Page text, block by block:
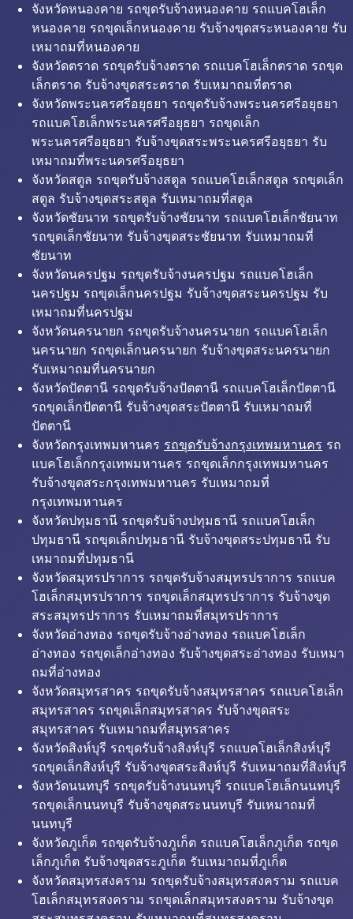
จังหวัดหนองคาย รถขุดรับจ้างหนองคาย รถแบคโฮเล็ก
หนองคาย รถขุดเล็กหนองคาย รับจ้างขุดสระหนองคาย รับ
เหมาถมที่หนองคาย
จังหวัดตราด รถขุดรับจ้างตราด รถแบคโฮเล็กตราด รถขุด
เล็กตราด รับจ้างขุดสระตราด รับเหมาถมที่ตราด
จังหวัดพระนครศรีอยุธยา รถขุดรับจ้างพระนครศรีอยุธยา
รถแบคโฮเล็กพระนครศรีอยุธยา รถขุดเล็ก
พระนครศรีอยุธยา รับจ้างขุดสระพระนครศรีอยุธยา รับ
เหมาถมที่พระนครศรีอยุธยา
จังหวัดสตูล รถขุดรับจ้างสตูล รถแบคโฮเล็กสตูล รถขุดเล็ก
สตูล รับจ้างขุดสระสตูล รับเหมาถมที่สตูล
จังหวัดชัยนาท รถขุดรับจ้างชัยนาท รถแบคโฮเล็กชัยนาท
รถขุดเล็กชัยนาท รับจ้างขุดสระชัยนาท รับเหมาถมที่
ชัยนาท
จังหวัดนครปฐม รถขุดรับจ้างนครปฐม รถแบคโฮเล็ก
นครปฐม รถขุดเล็กนครปฐม รับจ้างขุดสระนครปฐม รับ
เหมาถมที่นครปฐม
จังหวัดนครนายก รถขุดรับจ้างนครนายก รถแบคโฮเล็ก
นครนายก รถขุดเล็กนครนายก รับจ้างขุดสระนครนายก
รับเหมาถมที่นครนายก
จังหวัดปัตตานี รถขุดรับจ้างปัตตานี รถแบคโฮเล็กปัตตานี
รถขุดเล็กปัตตานี รับจ้างขุดสระปัตตานี รับเหมาถมที่
ปัตตานี
จังหวัดกรุงเทพมหานคร รถขุดรับจ้างกรุงเทพมหานคร รถ
แบคโฮเล็กกรุงเทพมหานคร รถขุดเล็กกรุงเทพมหานคร
รับจ้างขุดสระกรุงเทพมหานคร รับเหมาถมที่
กรุงเทพมหานคร
จังหวัดปทุมธานี รถขุดรับจ้างปทุมธานี รถแบคโฮเล็ก
ปทุมธานี รถขุดเล็กปทุมธานี รับจ้างขุดสระปทุมธานี รับ
เหมาถมที่ปทุมธานี
จังหวัดสมุทรปราการ รถขุดรับจ้างสมุทรปราการ รถแบค
โฮเล็กสมุทรปราการ รถขุดเล็กสมุทรปราการ รับจ้างขุด
สระสมุทรปราการ รับเหมาถมที่สมุทรปราการ
จังหวัดอ่างทอง รถขุดรับจ้างอ่างทอง รถแบคโฮเล็ก
อ่างทอง รถขุดเล็กอ่างทอง รับจ้างขุดสระอ่างทอง รับเหมา
ถมที่อ่างทอง
จังหวัดสมุทรสาคร รถขุดรับจ้างสมุทรสาคร รถแบคโฮเล็ก
สมุทรสาคร รถขุดเล็กสมุทรสาคร รับจ้างขุดสระ
สมุทรสาคร รับเหมาถมที่สมุทรสาคร
จังหวัดสิงห์บุรี รถขุดรับจ้างสิงห์บุรี รถแบคโฮเล็กสิงห์บุรี
รถขุดเล็กสิงห์บุรี รับจ้างขุดสระสิงห์บุรี รับเหมาถมที่สิงห์บุรี
จังหวัดนนทบุรี รถขุดรับจ้างนนทบุรี รถแบคโฮเล็กนนทบุรี
รถขุดเล็กนนทบุรี รับจ้างขุดสระนนทบุรี รับเหมาถมที่
นนทบุรี
จังหวัดภูเก็ต รถขุดรับจ้างภูเก็ต รถแบคโฮเล็กภูเก็ต รถขุด
เล็กภูเก็ต รับจ้างขุดสระภูเก็ต รับเหมาถมที่ภูเก็ต
จังหวัดสมุทรสงคราม รถขุดรับจ้างสมุทรสงคราม รถแบค
โฮเล็กสมุทรสงคราม รถขุดเล็กสมุทรสงคราม รับจ้างขุด